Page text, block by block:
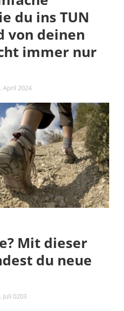
du ins TUN
von deinen
immer nur
April 2024
Mit dieser
du neue
Juli 0203